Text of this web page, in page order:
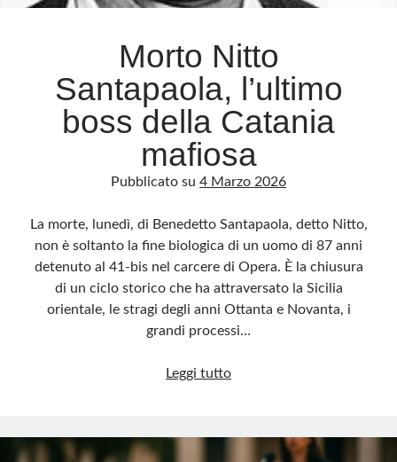
Morto Nitto
Santapaola, l’ultimo
boss della Catania
mafiosa
Pubblicato su 4 Marzo 2026
La morte, lunedì, di Benedetto Santapaola, detto Nitto,
non è soltanto la fine biologica di un uomo di 87 anni
detenuto al 41-bis nel carcere di Opera. È la chiusura
di un ciclo storico che ha attraversato la Sicilia
orientale, le stragi degli anni Ottanta e Novanta, i
grandi processi…
Leggi tuttoMorto
l’ultimo